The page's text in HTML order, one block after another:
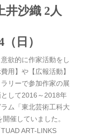
井沙織 2人
日）
欲的に作家活動をし
用】や【広報活動】
リーで参加作家の展
して2016～2018年
ム「東北芸術工科大
催していました。
ART-LINKS